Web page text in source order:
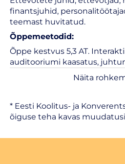
finantsjuhid,
teemast huvitatud.
Õppemeetodid:
Õppe kestvus 5,3 AT.
auditooriumi kaasatus,
Näita
* Eesti Koolitus- ja
õiguse teha kavas muudatusi